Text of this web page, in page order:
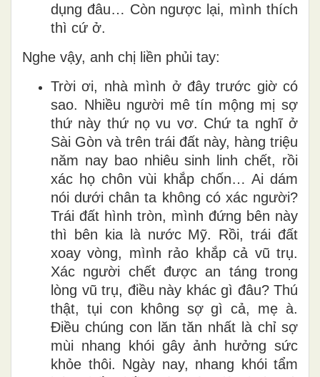
dụng đâu… Còn ngược lại, mình thích
thì cứ ở.
Nghe vậy, anh chị liền phủi tay:
Trời ơi, nhà mình ở đây trước giờ có
sao. Nhiều người mê tín mộng mị sợ
thứ này thứ nọ vu vơ. Chứ ta nghĩ ở
Sài Gòn và trên trái đất này, hàng triệu
năm nay bao nhiêu sinh linh chết, rồi
xác họ chôn vùi khắp chốn… Ai dám
nói dưới chân ta không có xác người?
Trái đất hình tròn, mình đứng bên này
thì bên kia là nước Mỹ. Rồi, trái đất
xoay vòng, mình rảo khắp cả vũ trụ.
Xác người chết được an táng trong
lòng vũ trụ, điều này khác gì đâu? Thú
thật, tụi con không sợ gì cả, mẹ à.
Điều chúng con lăn tăn nhất là chỉ sợ
mùi nhang khói gây ảnh hưởng sức
khỏe thôi. Ngày nay, nhang khói tẩm